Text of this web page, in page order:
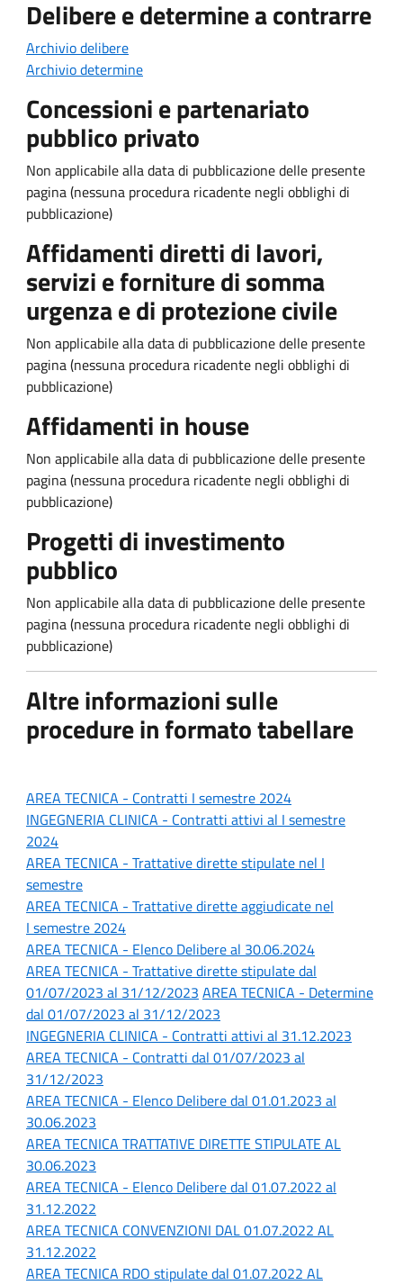
Delibere e determine a contrarre
Archivio delibere
Archivio determine
Concessioni e partenariato
pubblico privato
Non applicabile alla data di pubblicazione delle presente
pagina (nessuna procedura ricadente negli obblighi di
pubblicazione)
Affidamenti diretti di lavori,
servizi e forniture di somma
urgenza e di protezione civile
Non applicabile alla data di pubblicazione delle presente
pagina (nessuna procedura ricadente negli obblighi di
pubblicazione)
Affidamenti in house
Non applicabile alla data di pubblicazione delle presente
pagina (nessuna procedura ricadente negli obblighi di
pubblicazione)
Progetti di investimento
pubblico
Non applicabile alla data di pubblicazione delle presente
pagina (nessuna procedura ricadente negli obblighi di
pubblicazione)
Altre informazioni sulle
procedure in formato tabellare
AREA TECNICA - Contratti I semestre 2024
INGEGNERIA CLINICA - Contratti attivi al I semestre
2024
AREA TECNICA - Trattative dirette stipulate nel I
semestre
AREA TECNICA - Trattative dirette aggiudicate nel
I semestre 2024
AREA TECNICA - Elenco Delibere al 30.06.2024
AREA TECNICA - Trattative dirette stipulate dal
01/07/2023 al 31/12/2023 AREA TECNICA - Determine
dal 01/07/2023 al 31/12/2023
INGEGNERIA CLINICA - Contratti attivi al 31.12.2023
AREA TECNICA - Contratti dal 01/07/2023 al
31/12/2023
AREA TECNICA - Elenco Delibere dal 01.01.2023 al
30.06.2023
AREA TECNICA TRATTATIVE DIRETTE STIPULATE AL
30.06.2023
AREA TECNICA - Elenco Delibere dal 01.07.2022 al
31.12.2022
AREA TECNICA CONVENZIONI DAL 01.07.2022 AL
31.12.2022
AREA TECNICA RDO stipulate dal 01.07.2022 AL